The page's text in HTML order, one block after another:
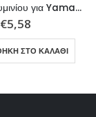
Aνόδιο αλουμινίου για Yamaha 40 HP
€5,58
ΣΤΟ ΚΑΛΆΘΙ